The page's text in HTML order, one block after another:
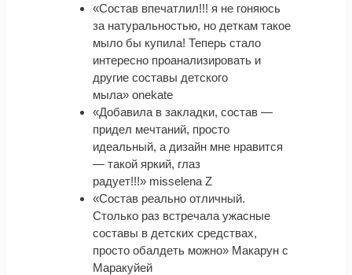
«Состав впечатлил!!! я не гоняюсь
за натуральностью, но деткам такое
мыло бы купила! Теперь стало
интересно проанализировать и
другие составы детского
мыла» onekate
«Добавила в закладки, состав —
придел мечтаний, просто
идеальный, а дизайн мне нравится
— такой яркий, глаз
радует!!!» misselena Z
«Состав реально отличный.
Столько раз встречала ужасные
составы в детских средствах,
просто обалдеть можно» Макарун с
Маракуйей